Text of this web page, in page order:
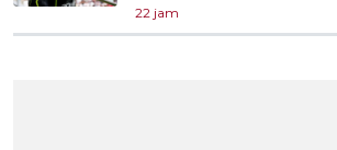
22 jam